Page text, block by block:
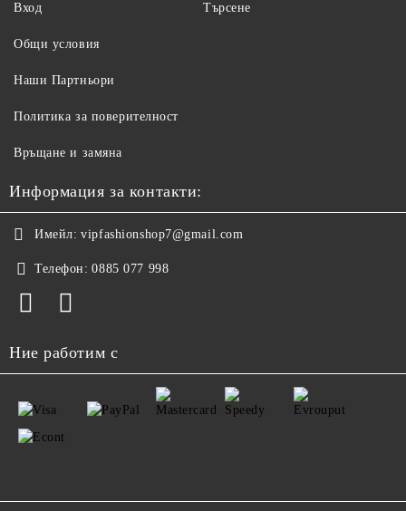
Вход Търсене
Общи условия
Наши Партньори
Политика за поверителност
Връщане и замяна
Информация за контакти:
Имейл: vipfashionshop7@gmail.com
Телефон: 0885 077 998
Ние работим с